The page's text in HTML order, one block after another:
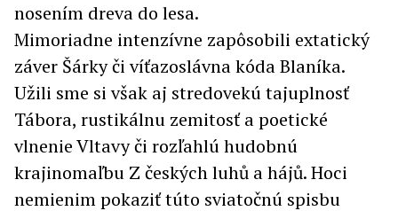
nosením dreva do lesa.
Mimoriadne intenzívne zapôsobili extatický
záver Šárky či víťazoslávna kóda Blaníka.
Užili sme si však aj stredovekú tajuplnosť
Tábora, rustikálnu zemitosť a poetické
vlnenie Vltavy či rozľahlú hudobnú
krajinomaľbu Z českých luhů a hájů. Hoci
nemienim pokaziť túto sviatočnú spisbu